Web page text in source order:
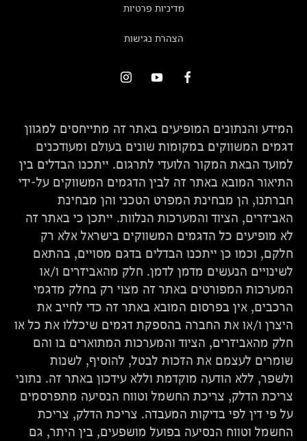
מדיניות פרטיות
הצהרת נגישות
המידע והנתונים המופיעים באתר זה מתייחסים למגוון
דגמים המשווקים במקומות שונים בעולם ומעודכנים
למועד הבאת המקור הלועדי לתרגום. ייתכנו הבדלים בין
התיאור המובא באתר זה לבין הדגמים המשווקים על-ידי
חברתנו, הן מבחינת המפרט הטכני והן מבחינת
האביזרים, הציוד והמערכות הנלוות. ייתכן כי באתר זה
לא מופיעים כל הדגמים המשווקים בישראל אלא רק
חלקם, וכמו כן ייתכנו הבדלים בדגם מסויים, בהתאם
לשינויים הנעשים מדמן לדמן. חלק מהאביזרים ו/או
המערכות המפורטים באתר זה מצוי רק בחלק מדגמי
הרכבים, אין בפרסום המובא באתר זה כדי לחייב את
היצרן ו/או את החברה בהספקת דגמים שיכללו את כל או
חלק מהאביזרים, הציוד והמערכות המתוארים בו והם
שומרים לעצמם את הזכות לבטל, להוסיף, לשנות
ולשפר, ללא הודעה מוקדמת וללא עידכון באתר זה. נתוני
צריכת הדלק, צריכת החשמל וטווח הנסיעה מתפרסמים
על פי דין לפי בדיקות המעבדה. צריכת הדלק, צריכת
החשמל וטווח הנסיעה בפועל מושפעים, בין היתר, גם